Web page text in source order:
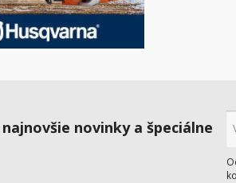
novinky a špeciálne